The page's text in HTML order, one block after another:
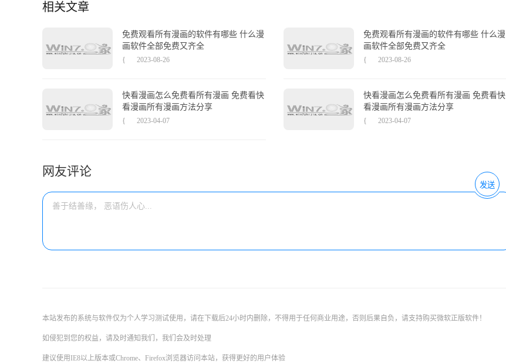
相关文章
免费观看所有漫画的软件有哪些 什么漫
画软件全部免费又齐全
{ 2023-08-26
免费观看所有漫画的软件有哪些 什么漫
画软件全部免费又齐全
{ 2023-08-26
快看漫画怎么免费看所有漫画 免费看快
看漫画所有漫画方法分享
{ 2023-04-07
快看漫画怎么免费看所有漫画 免费看快
看漫画所有漫画方法分享
{ 2023-04-07
网友评论
发送
本站发布的系统与软件仅为个人学习测试使用，请在下载后24小时内删除，不得用于任何商业用途，否则后果自负，请支持购买微软正版软件！
如侵犯到您的权益，请及时通知我们，我们会及时处理
建议使用IE8以上版本或Chrome、Firefox浏览器访问本站，获得更好的用户体验